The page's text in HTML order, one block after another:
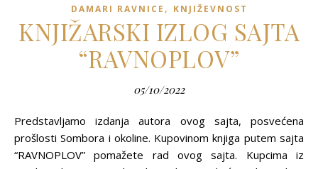
DAMARI RAVNICE , KNJIŽEVNOST
KNJIŽARSKI IZLOG SAJTA
“RAVNOPLOV”
05/10/2022
Predstavljamo izdanja autora ovog sajta, posvećena
prošlosti Sombora i okoline. Kupovinom knjiga putem sajta
“RAVNOPLOV” pomažete rad ovog sajta. Kupcima iz